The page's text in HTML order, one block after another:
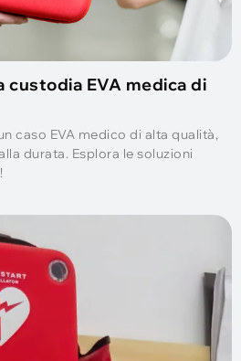
custodia EVA medica di
caso EVA medico di alta qualità,
durata. Esplora le soluzioni